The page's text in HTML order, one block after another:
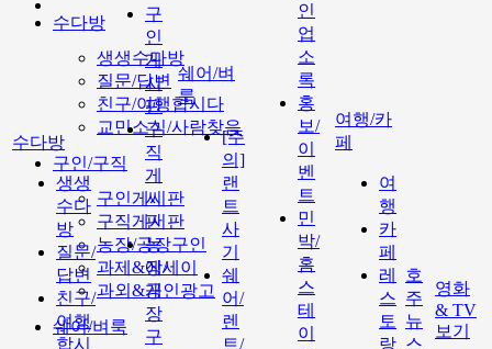
수다방
생생수다방
질문/답변
친구/여행합시다
교민소식/사람찾음
구인/구직
구인게시판
구직게시판
농장/공장구인
과제&에세이
과외&개인광고
쉐어/벼룩
수다방
생생
수다
방
질문/
답변
친구/
여행
합시
구
인
게
시
판
구
직
게
시
판
농
장/
공
장
구
쉐어/벼
룩
[주
의]
랜
트
사
기
쉐
어/
렌
트/
인
업
소
록
홍
보/
이
벤
트
민
박/
홈
스
테
이
여행/카
페
여
행
카
페
레
스
토
랑
호
주
뉴
스
영화
& TV
보기